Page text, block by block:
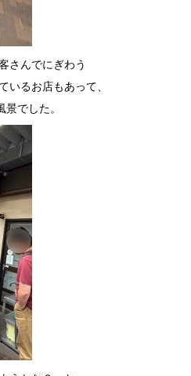
さんでにぎわう
いるお店もあって、
でした。